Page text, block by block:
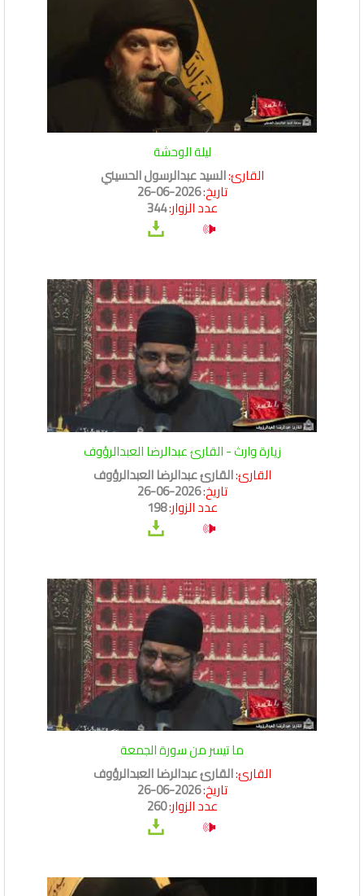
ليلة الوحشة
القارئ:السيد عبدالرسول الحسيني
تاريخ:2026-06-26
عدد الزوار:344
زيارة وارث - القارئ عبدالرضا العبدالرؤوف
القارئ:القارئ عبدالرضا العبدالرؤوف
تاريخ:2026-06-26
عدد الزوار:198
ما تيسر من سورة الجمعة
القارئ:القارئ عبدالرضا العبدالرؤوف
تاريخ:2026-06-26
عدد الزوار:260